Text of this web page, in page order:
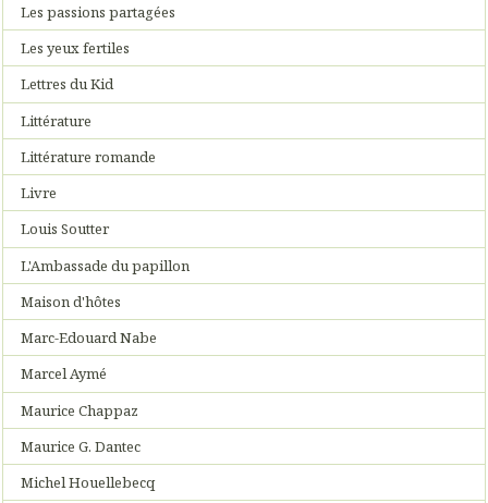
Les passions partagées
Les yeux fertiles
Lettres du Kid
Littérature
Littérature romande
Livre
Louis Soutter
L'Ambassade du papillon
Maison d'hôtes
Marc-Edouard Nabe
Marcel Aymé
Maurice Chappaz
Maurice G. Dantec
Michel Houellebecq